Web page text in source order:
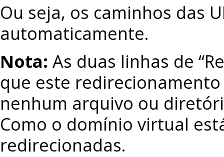
Ou seja, os caminhos das
automaticamente.
Nota: As duas linhas de
que este
nenhum arquivo ou
Como o domínio virtual
redirecionadas.